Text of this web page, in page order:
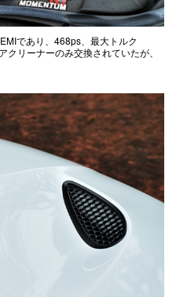
であり、468ps、最大トルク
リーナーのみ交換されていたが、